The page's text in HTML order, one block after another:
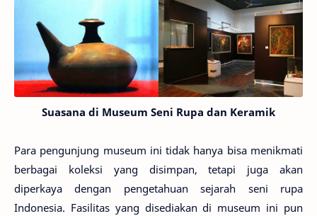
Suasana di Museum Seni Rupa dan Keramik
Para pengunjung museum ini tidak hanya bisa menikmati
berbagai koleksi yang disimpan, tetapi juga akan
diperkaya dengan pengetahuan sejarah seni rupa
Indonesia. Fasilitas yang disediakan di museum ini pun